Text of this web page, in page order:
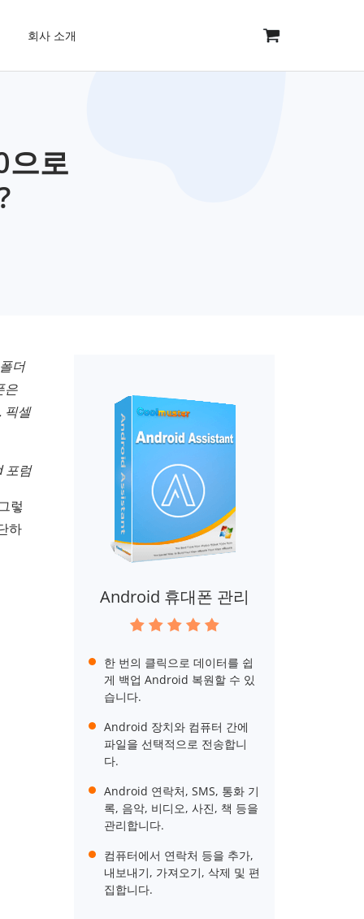
회사 소개
로
더
은
픽셀
포럼
렇
하
Android 휴대폰 관리
한 번의 클릭으로 데이터를 쉽
게 백업 Android 복원할 수 있
습니다.
Android 장치와 컴퓨터 간에
파일을 선택적으로 전송합니
다.
Android 연락처, SMS, 통화 기
록, 음악, 비디오, 사진, 책 등을
관리합니다.
컴퓨터에서 연락처 등을 추가,
내보내기, 가져오기, 삭제 및 편
집합니다.